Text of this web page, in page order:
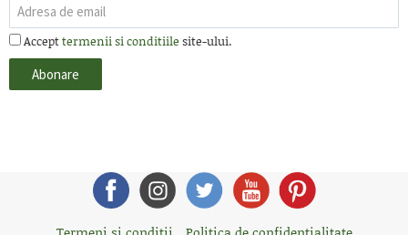
Accepttermenii si conditiile site-ului.